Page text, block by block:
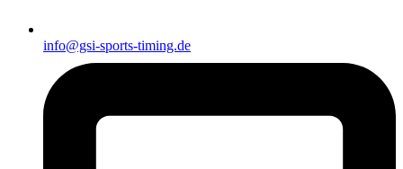
info@gsi-sports-timing.de